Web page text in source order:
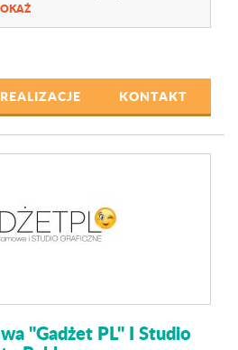
REALIZACJE KONTAKT
"Gadżet PL" I Studio